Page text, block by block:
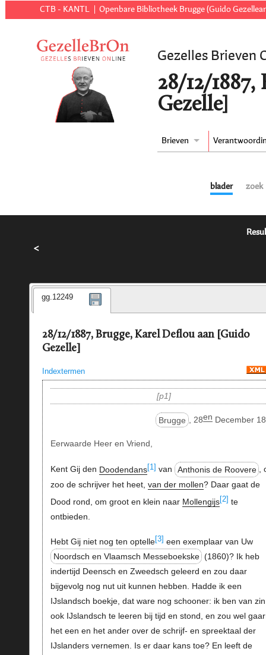
CTB - KANTL Openbare Bibliotheek Brugge (Guido
Gezelles Brieven
28/12/
Gezelle]
Brieven
blader zoek
<
gg.12249
28/12/1887, Brugge, Karel Deflou aan [Guido
Gezelle]
Indextermen
p1
Brugge , 28enDecember
Eerwaarde Heer en Vriend,
Kent Gij den Doodendans[1] van Anthonis de Roovere ,
zoo de schrijver het heet, van der mollen? Daar gaat de
Dood rond, om groot en klein naar Mollengijs[2] te
ontbieden.
Hebt Gij niet nog ten optelle [3] een exemplaar van Uw
Noordsch en Vlaamsch Messeboekske (1860)? Ik heb
indertijd Deensch en Zweedsch geleerd en zou daar
bijgevolg nog nut uit kunnen hebben. Hadde ik een
IJslandsch boekje, dat ware nog schooner: ik ben van zin
ook IJslandsch te leeren bij tijd en stond, en zou wel
het een en het ander over de schrijf- en spreektaal der
IJslanders vernemen. Is er daar kans toe? En leeft de